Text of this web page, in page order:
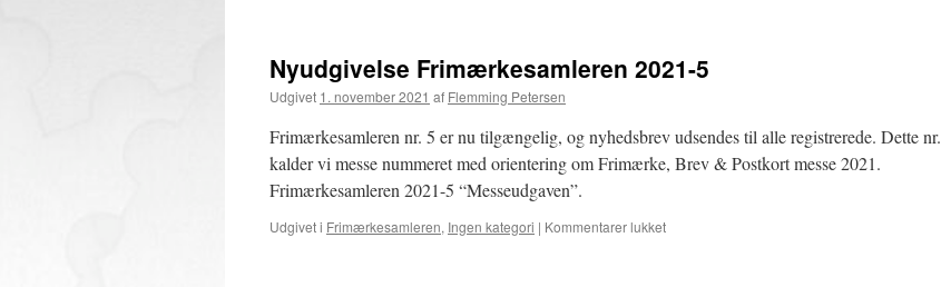
aften
Nyudgivelse Frimærkesamleren 2021-5
Udgivet 1. november 2021 af Flemming Petersen
Frimærkesamleren nr. 5 er nu tilgængelig, og nyhedsbrev udsendes til alle registrerede. Dette nr.
kalder vi messe nummeret med orientering om Frimærke, Brev & Postkort messe 2021.
Frimærkesamleren 2021-5 “Messeudgaven”.
Udgivet i Frimærkesamleren, Ingen kategori | Kommentarer lukkettil